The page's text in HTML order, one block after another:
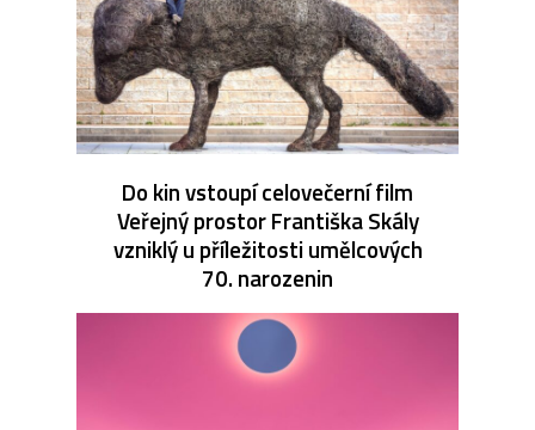
Do kin vstoupí celovečerní film
Veřejný prostor Františka Skály
vzniklý u příležitosti umělcových
70. narozenin